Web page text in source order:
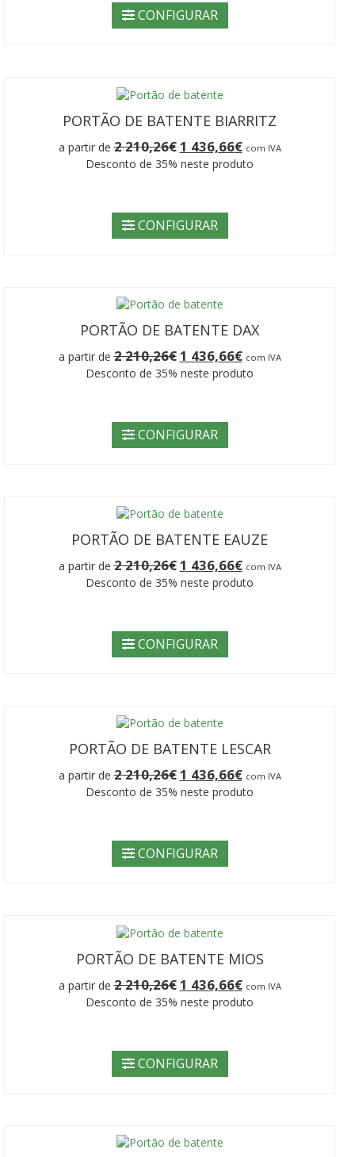
210,26€.
CONFIGURAR
PORTÃO DE BATENTE BIARRITZ
a partir de2 210,26€ O
preço
original
210,26€.
1 436,66€O
preço
com IVA
Desconto de 35% neste produto
CONFIGURAR
PORTÃO DE BATENTE DAX
a partir de2 210,26€ O
preço
original
210,26€.
1 436,66€O
preço
com IVA
Desconto de 35% neste produto
CONFIGURAR
PORTÃO DE BATENTE EAUZE
a partir de2 210,26€ O
preço
original
210,26€.
1 436,66€O
preço
com IVA
Desconto de 35% neste produto
CONFIGURAR
PORTÃO DE BATENTE LESCAR
a partir de2 210,26€ O
preço
original
210,26€.
1 436,66€O
preço
com IVA
Desconto de 35% neste produto
CONFIGURAR
PORTÃO DE BATENTE MIOS
a partir de2 210,26€ O
preço
original
210,26€.
1 436,66€O
preço
com IVA
Desconto de 35% neste produto
CONFIGURAR